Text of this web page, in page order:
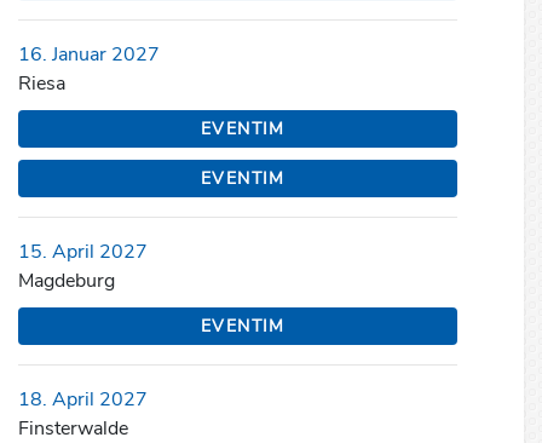
16. Januar 2027
Riesa
EVENTIM
EVENTIM
15. April 2027
Magdeburg
EVENTIM
18. April 2027
Finsterwalde